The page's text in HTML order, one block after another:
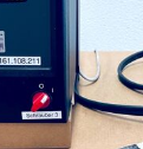
+5,0° C
Ueha Zie voor
afbeeldingen.